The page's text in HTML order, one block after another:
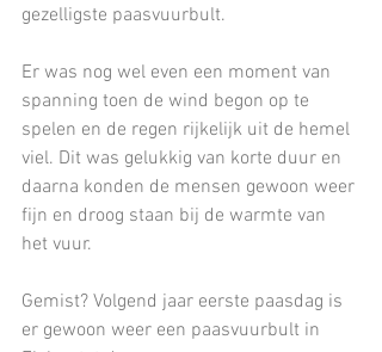
gezelligste paasvuurbult.
Er was nog wel even een moment van
spanning toen de wind begon op te
spelen en de regen rijkelijk uit de hemel
viel. Dit was gelukkig van korte duur en
daarna konden de mensen gewoon weer
fijn en droog staan bij de warmte van
het vuur.
Gemist? Volgend jaar eerste paasdag is
er gewoon weer een paasvuurbult in